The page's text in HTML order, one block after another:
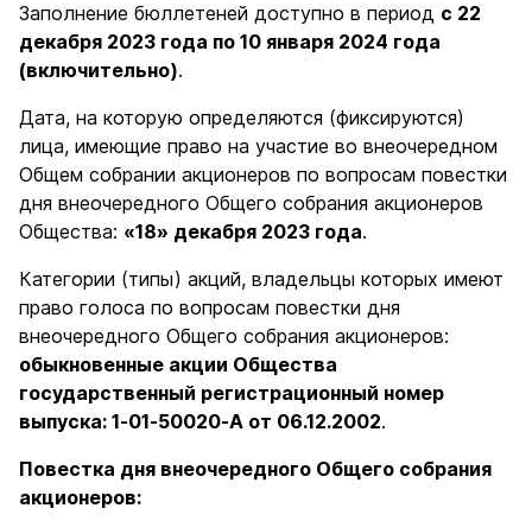
Заполнение бюллетеней доступно в период с 22
декабря 2023 года по 10 января 2024 года
(включительно).
Дата, на которую определяются (фиксируются)
лица, имеющие право на участие во внеочередном
Общем собрании акционеров по вопросам повестки
дня внеочередного Общего собрания акционеров
Общества: «18» декабря 2023 года.
Категории (типы) акций, владельцы которых имеют
право голоса по вопросам повестки дня
внеочередного Общего собрания акционеров:
обыкновенные акции Общества
государственный регистрационный номер
выпуска: 1-01-50020-А от 06.12.2002.
Повестка дня внеочередного Общего собрания
акционеров: